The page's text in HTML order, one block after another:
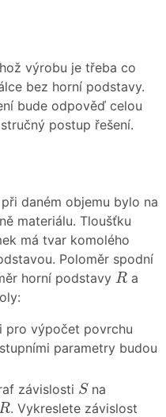
výrobu je třeba co
bez horní podstavy.
bude odpověď celou
postup řešení.
daném objemu bylo na
materiálu. Tloušťku
má tvar komolého
Poloměr spodní
horní podstavy R
R a
pro výpočet povrchu
parametry budou
závislosti S
Sna
R. Vykreslete závislost